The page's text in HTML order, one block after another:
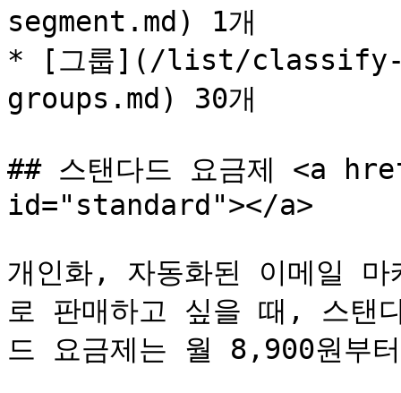
segment.md) 1개
* [그룹](/list/classify-
groups.md) 30개
## 스탠다드 요금제 <a
id="standard"></a>
개인화, 자동화된 이메일 마
로 판매하고 싶을 때, 스탠
드 요금제는 월 8,900원부